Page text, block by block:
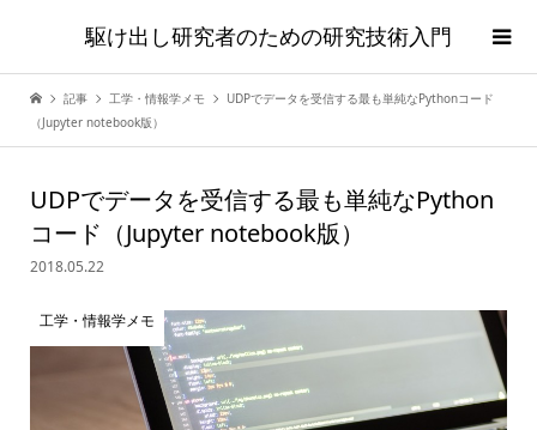
駆け出し研究者のための研究技術入門
記事 工学・情報学メモ
UDPでデータを受信する最も単純なPythonコード
（Jupyter notebook版）
UDPでデータを受信する最も単純なPython
コード（Jupyter notebook版）
2018.05.22
工学・情報学メモ